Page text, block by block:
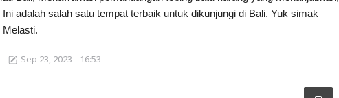
adalah salah satu tempat terbaik untuk dikunjungi di Bali. Yuk simak
Melasti.
Sep 23, 2023 - 16:53